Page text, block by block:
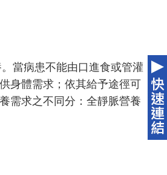
當病患不能由口進食或管灌
身體需求；依其給予途徑可
需求之不同分：全靜脈營養